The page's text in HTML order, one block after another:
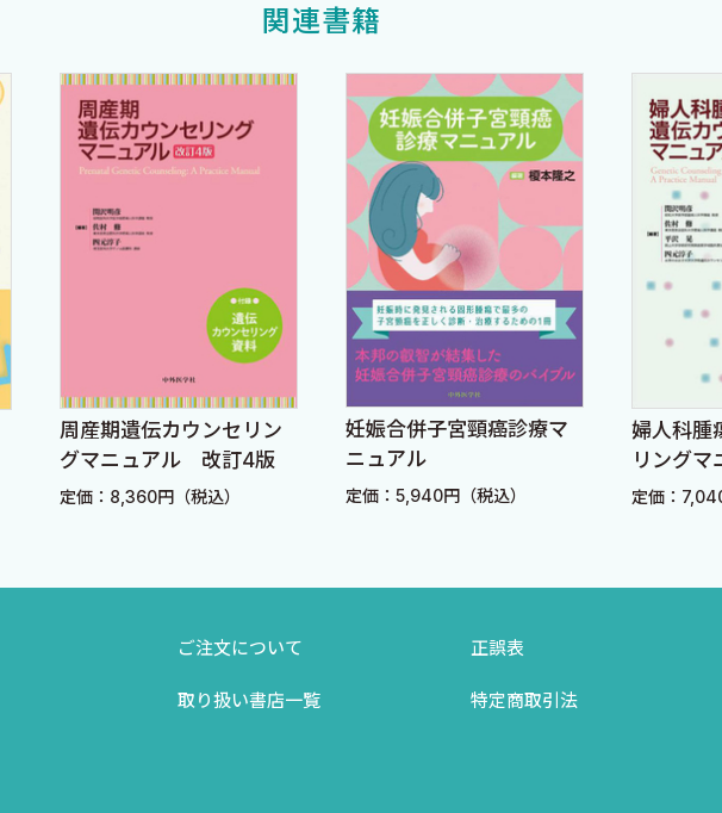
と硫酸マグネシウムのそれぞれの適応，使い分け，具体的な使用方法を教
ーンタンポナーデの適応について教えてください．また，バルーンの使
の適応と実際を教えてください 〈棚橋裕吉，五島 聡〉
いて，とりわけ消費性凝固障害の視点から教えてください 〈小田智昭〉
ゲン製剤やクリオプレシピテートの実際とノボセブンの適応との違いを教
携につき，施設としての取り組みを教えてください 〈成?勝彦，竹田善紀
ての準備や院内の連携を教えてください 〈荻田和秀〉
応を教えてください 〈長谷川潤一〉
薬中毒や全脊椎麻酔の診断のポイントや適切な対応を教えてください 〈
療のポイントを教えてください 〈早田英二郎，中田雅彦〉
妊婦の取り扱いを教えてください．また，子どもの将来の健康について教
いを教えてください．また子どもの将来の健康について教えてください
食事と母や児の腸内細菌叢との関連について教えてください 〈原田美由
関連書籍
周産期遺伝カウンセリン
グマニュアル 改訂4版
定価：8,360円（税込）
妊娠合併子宮頸癌診療マ
ニュアル
定価：5,940円（税込）
婦人科腫
リングマ
版
定価：
ご注文について
取り扱い書店一覧
正誤表
特定商取引法